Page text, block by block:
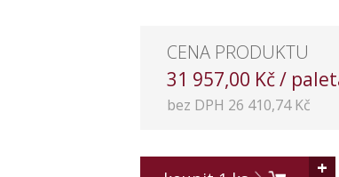
CENA PRODUKTU
31 957,00 Kč /
bez DPH 26 410,74 Kč
+